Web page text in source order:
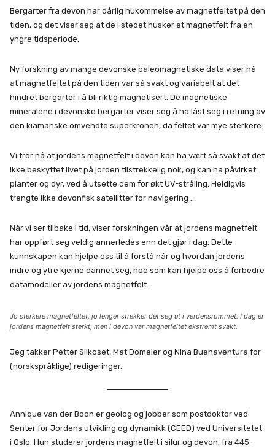
Bergarter fra devon har dårlig hukommelse av magnetfeltet på den
tiden, og det viser seg at de i stedet husker et magnetfelt fra en
yngre tidsperiode.
Ny forskning av mange devonske paleomagnetiske data viser nå
at magnetfeltet på den tiden var så svakt og variabelt at det
hindret bergarter i å bli riktig magnetisert. De magnetiske
mineralene i devonske bergarter viser seg å ha låst seg i retning av
den kiamanske omvendte superkronen, da feltet var mye sterkere.
Vi tror nå at jordens magnetfelt i devon kan ha vært så svakt at det
ikke beskyttet livet på jorden tilstrekkelig nok, og kan ha påvirket
planter og dyr, ved å utsette dem for økt UV-stråling. Heldigvis
trengte ikke devonfisk satellitter for navigering …
Når vi ser tilbake i tid, viser forskningen vår at jordens magnetfelt
har oppført seg veldig annerledes enn det gjør i dag. Dette
kunnskapen kan hjelpe oss til å forstå når og hvordan jordens
indre og ytre kjerne dannet seg, noe som kan hjelpe oss å forbedre
datamodeller av jordens magnetfelt.
Jo sterkere magnetfeltet, jo lenger strekker det seg ut i verdensrommet. I dag er
jordens magnetfelt sterkt, men i devon var magnetfeltet ekstremt svakt.
Jeg takker Petter Silkoset, Mat Domeier og Nina Buenaventura for
(norskspråklige) redigeringer.
Annique van der Boon er geolog og jobber som postdoktor ved
Senter for Jordens utvikling og dynamikk (CEED) ved Universitetet
i Oslo. Hun studerer jordens magnetfelt i silur og devon, fra 445-